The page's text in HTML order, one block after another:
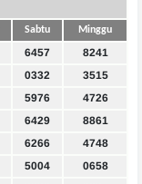
Sabtu Minggu
6457
8241
0332
3515
5976
4726
6429
8861
6266
4748
5004
0658